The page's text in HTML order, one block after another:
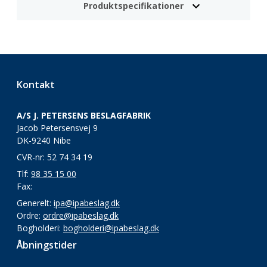
Produktspecifikationer
Kontakt
A/S J. PETERSENS BESLAGFABRIK
Jacob Petersensvej 9
DK-9240 Nibe
CVR-nr: 52 74 34 19
Tlf: 98 35 15 00
Fax:
Generelt: ipa@ipabeslag.dk
Ordre: ordre@ipabeslag.dk
Bogholderi: bogholderi@ipabeslag.dk
Åbningstider